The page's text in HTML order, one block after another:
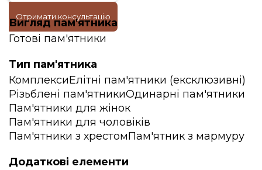
Отримати консультацію
Вигляд пам'ятника
Готові пам'ятники
Тип пам'ятника
КомплексиЕлітні пам'ятники (ексклюзивні)
Різьблені пам'ятникиОдинарні пам'ятники
Пам'ятники для жінок
Пам'ятники для чоловіків
Пам'ятники з хрестомПам'ятник з мармуру
Додаткові елементи